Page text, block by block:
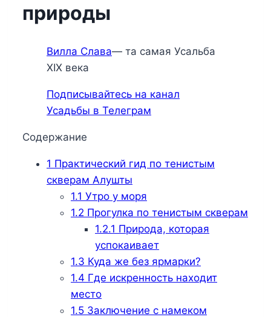
природы
Вилла Слава— та самая Усальба
XIX века
Подписывайтесь на канал
Усадьбы в Телеграм
Содержание
1 Практический гид по тенистым
скверам Алушты
1.1 Утро у моря
1.2 Прогулка по тенистым скверам
1.2.1 Природа, которая
успокаивает
1.3 Куда же без ярмарки?
1.4 Где искренность находит
место
1.5 Заключение с намеком